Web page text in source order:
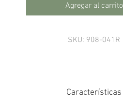
Agregar al carrito
SKU: 908-041R
Características